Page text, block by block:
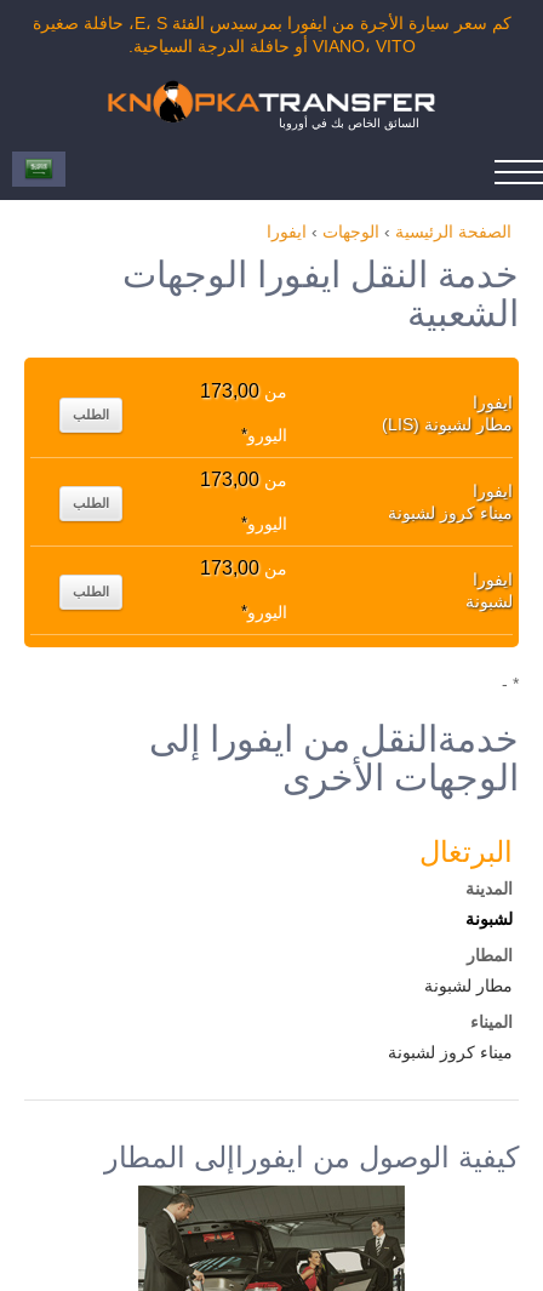
كم سعر سيارة الأجرة من ايفورا بمرسيدس الفئة E، S، حافلة صغيرة
VIANO، VITO أو حافلة الدرجة السياحية.
السائق الخاص بك في أوروبا
الصفحة الرئيسية › الوجهات › ايفورا
خدمة النقل ايفورا الوجهات
الشعبية
ايفورا
مطار لشبونة (LIS)
من173,00
اليورو*
الطلب
ايفورا
ميناء كروز لشبونة
من173,00
اليورو*
الطلب
ايفورا
لشبونة
من173,00
اليورو*
الطلب
* -
خدمةالنقل من ايفورا إلى
الوجهات الأخرى
البرتغال
المدينة
لشبونة
المطار
مطار لشبونة
الميناء
ميناء كروز لشبونة
كيفية الوصول من ايفوراإلى المطار